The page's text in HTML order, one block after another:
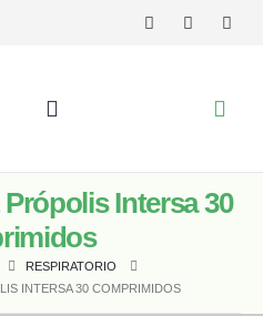
Intersa 30
RESPIRATORIO
INTERSA 30 COMPRIMIDOS